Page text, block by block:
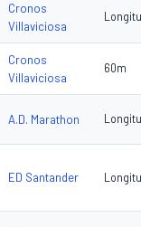
Cronos
Villaviciosa
Cronos
Villaviciosa
60m
A.D. Marathon
ED Santander